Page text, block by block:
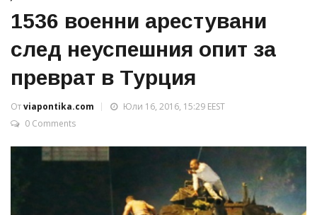
1536 военни арестувани
след неуспешния опит за
преврат в Турция
Отviapontika.com
Юли 16, 2016, 15:29 EEST
0 Comments